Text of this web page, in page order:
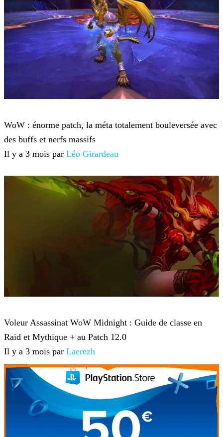
WoW : énorme patch, la méta totalement bouleversée avec
des buffs et nerfs massifs
Il y a 3 mois par Léo Girardeau
Voleur Assassinat WoW Midnight : Guide de classe en
Raid et Mythique + au Patch 12.0
Il y a 3 mois par Laerezh